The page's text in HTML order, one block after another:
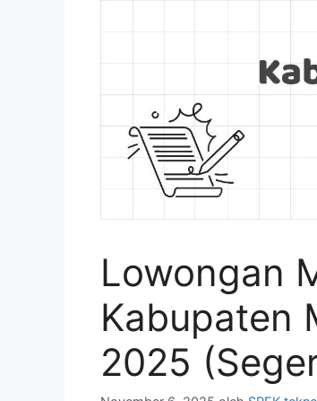
Lowongan
Kabupaten
2025